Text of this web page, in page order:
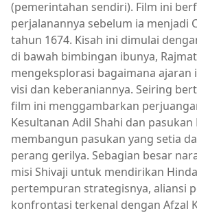
(pemerintahan sendiri). Film ini
perjalanannya sebelum ia menjadi
tahun 1674. Kisah ini dimulai
di bawah bimbingan ibunya,
mengeksplorasi bagaimana
visi dan keberaniannya. Seiring
film ini menggambarkan
Kesultanan Adil Shahi dan
membangun pasukan yang setia
perang gerilya. Sebagian besar
misi Shivaji untuk mendirikan
pertempuran strategisnya, aliansi
konfrontasi terkenal dengan Afzal